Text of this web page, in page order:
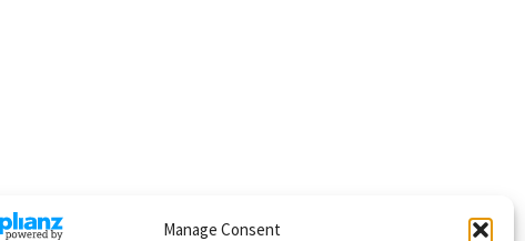
Manage Consent